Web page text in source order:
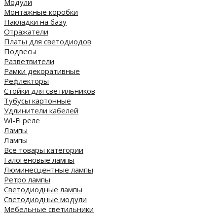
Модули
Монтажные коробки
Накладки на базу
Отражатели
Платы для светодиодов
Подвесы
Разветвители
Рамки декоративные
Рефлекторы
Стойки для светильников
Тубусы картонные
Удлинители кабелей
Wi-Fi реле
Лампы
Лампы
Все товары категории
Галогеновые лампы
Люминесцентные лампы
Ретро лампы
Светодиодные лампы
Светодиодные модули
Мебельные светильники